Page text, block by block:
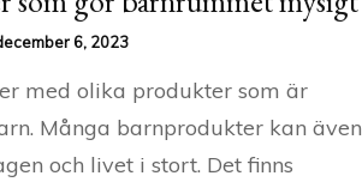
6, 2023
med olika produkter som är
Många barnprodukter kan även
och livet i stort. Det finns